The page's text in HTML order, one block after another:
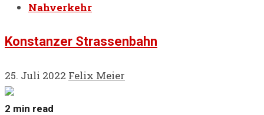
Nahverkehr
Konstanzer Strassenbahn
25. Juli 2022 Felix Meier
2 min read